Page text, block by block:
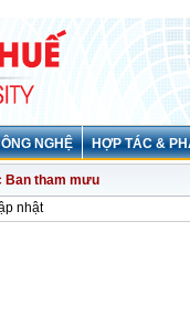
NGHỆ HỢP TÁC &
Ban tham mưu
nhật